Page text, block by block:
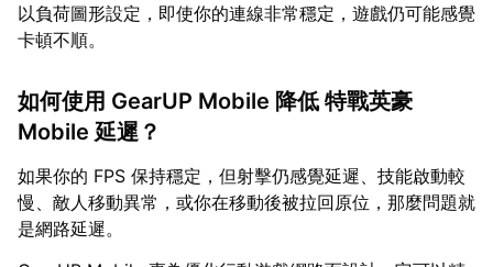
以負荷圖形設定，即使你的連線非常穩定，遊戲仍可能感覺
卡頓不順。
如何使用 GearUP Mobile 降低 特戰英豪
Mobile 延遲？
如果你的 FPS 保持穩定，但射擊仍感覺延遲、技能啟動較
慢、敵人移動異常，或你在移動後被拉回原位，那麼問題就
是網路延遲。